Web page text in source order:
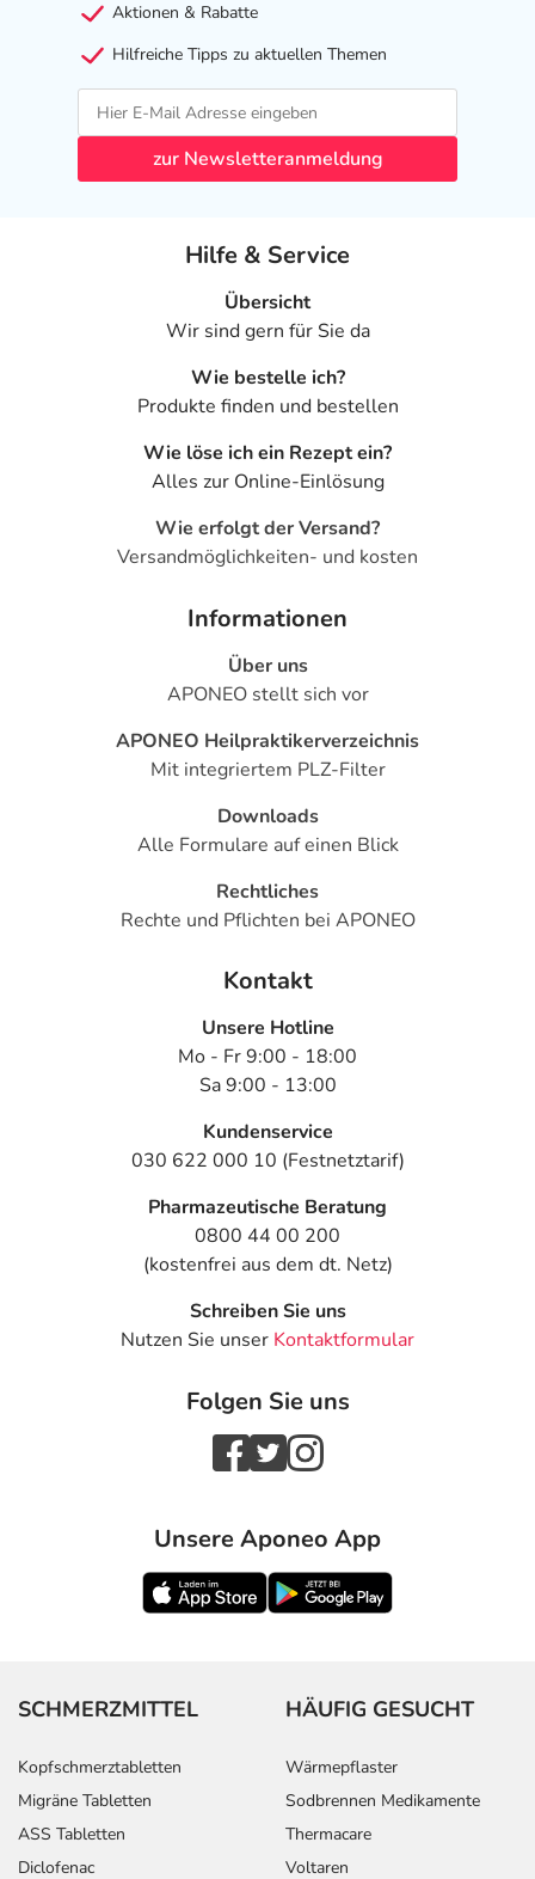
Aktionen & Rabatte
Hilfreiche Tipps zu aktuellen Themen
zur Newsletteranmeldung
Hilfe & Service
Übersicht
Wir sind gern für Sie da
Wie bestelle ich?
Produkte finden und bestellen
Wie löse ich ein Rezept ein?
Alles zur Online-Einlösung
Wie erfolgt der Versand?
Versandmöglichkeiten- und kosten
Informationen
Über uns
APONEO stellt sich vor
APONEO Heilpraktikerverzeichnis
Mit integriertem PLZ-Filter
Downloads
Alle Formulare auf einen Blick
Rechtliches
Rechte und Pflichten bei APONEO
Kontakt
Unsere Hotline
Mo - Fr 9:00 - 18:00
Sa 9:00 - 13:00
Kundenservice
030 622 000 10 (Festnetztarif)
Pharmazeutische Beratung
0800 44 00 200
(kostenfrei aus dem dt. Netz)
Schreiben Sie uns
Nutzen Sie unser Kontaktformular
Folgen Sie uns
Unsere Aponeo App
SCHMERZMITTEL
Kopfschmerztabletten
Migräne Tabletten
ASS Tabletten
Diclofenac
HÄUFIG GESUCHT
Wärmepflaster
Sodbrennen Medikamente
Thermacare
Voltaren